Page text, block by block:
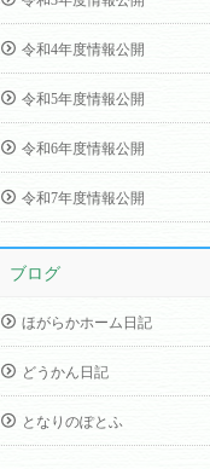
令和4年度情報公開
令和5年度情報公開
令和6年度情報公開
令和7年度情報公開
ブログ
ほがらかホーム日記
どうかん日記
となりのぽとふ